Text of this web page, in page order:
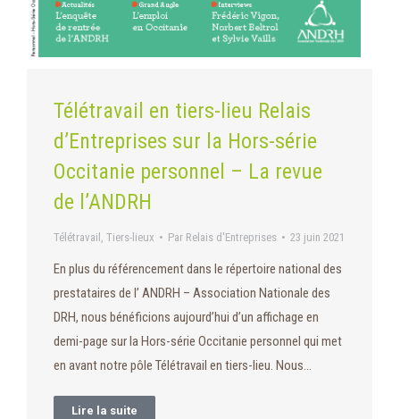
Télétravail en tiers-lieu Relais
d’Entreprises sur la Hors-série
Occitanie personnel – La revue
de l’ANDRH
Télétravail , Tiers-lieux Par Relais d'Entreprises 23 juin 2021
En plus du référencement dans le répertoire national des
prestataires de l’ ANDRH – Association Nationale des
DRH, nous bénéficions aujourd’hui d’un affichage en
demi-page sur la Hors-série Occitanie personnel qui met
en avant notre pôle Télétravail en tiers-lieu. Nous…
Lire la suite